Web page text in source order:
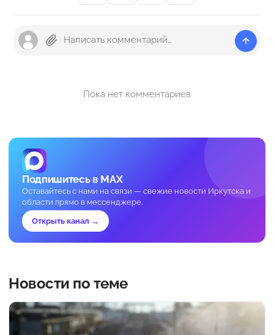
Пока нет комментариев
Подпишитесь в MAX
Оставайтесь с нами на связи — свежие новости Иркутска и
области прямо в мессенджере.
Открыть канал →
Новости по теме